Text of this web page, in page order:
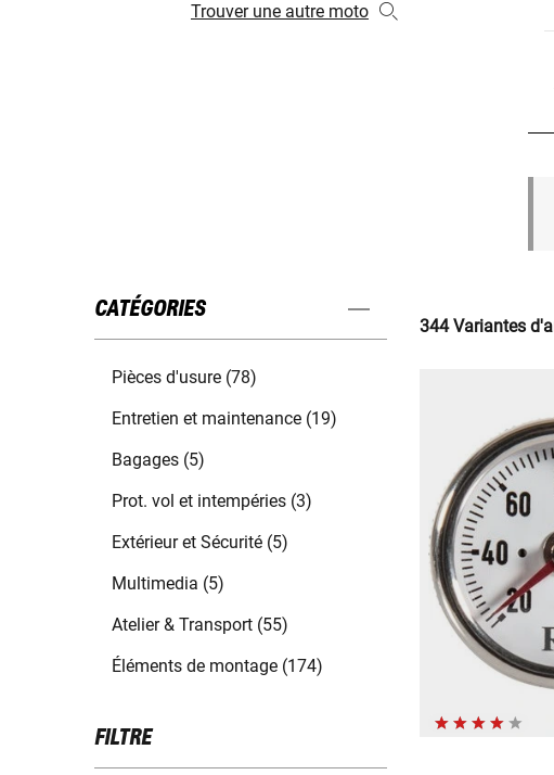
Trouver une autre moto
CATÉGORIES
Pièces d'usure (78)
Entretien et maintenance (19)
Bagages (5)
Prot. vol et intempéries (3)
Extérieur et Sécurité (5)
Multimedia (5)
Atelier & Transport (55)
Éléments de montage (174)
FILTRE
344 Variantes